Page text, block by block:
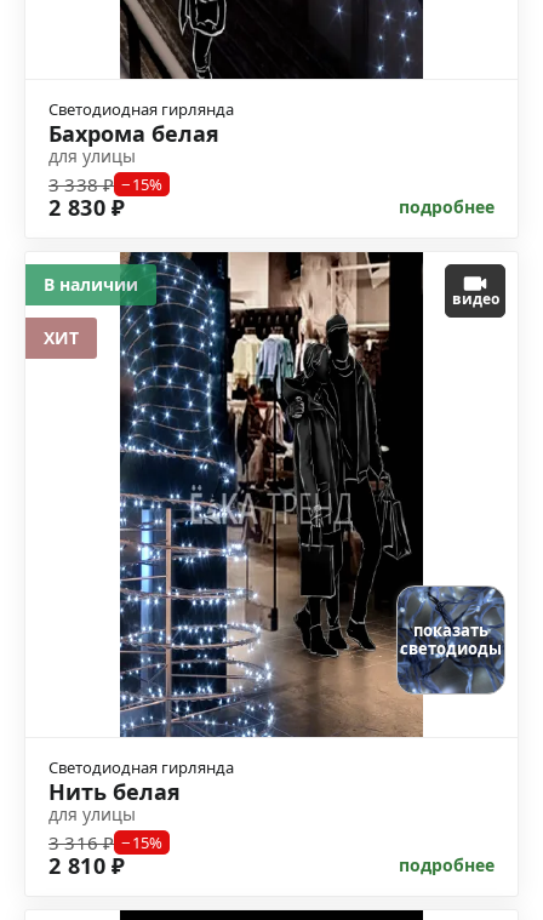
Светодиодная гирлянда
Бахрома белая
для улицы
3 338 ₽ −15%
2 830 ₽ подробнее
видео
показать
светодиоды
Светодиодная гирлянда
Нить белая
для улицы
3 316 ₽ −15%
2 810 ₽ подробнее
В наличии
ХИТ